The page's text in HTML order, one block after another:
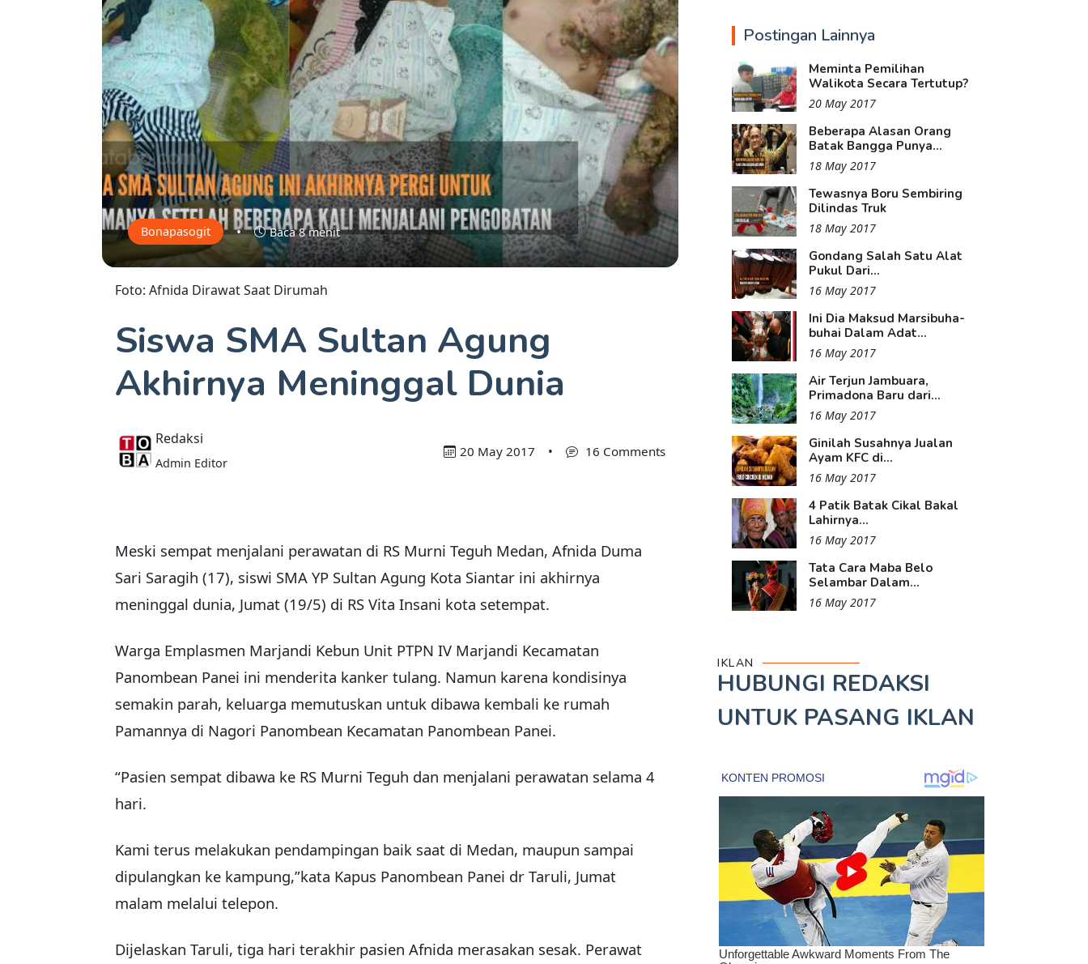
Bonapasogit • Baca 8 menit
Foto: Afnida Dirawat Saat Dirumah
Siswa SMA Sultan Agung
Akhirnya Meninggal Dunia
Redaksi
Admin Editor
20 May 2017 • 16 Comments
Meski sempat menjalani perawatan di RS Murni Teguh Medan, Afnida Duma
Sari Saragih (17), siswi SMA YP Sultan Agung Kota Siantar ini akhirnya
meninggal dunia, Jumat (19/5) di RS Vita Insani kota setempat.
Warga Emplasmen Marjandi Kebun Unit PTPN IV Marjandi Kecamatan
Panombean Panei ini menderita kanker tulang. Namun karena kondisinya
semakin parah, keluarga memutuskan untuk dibawa kembali ke rumah
Pamannya di Nagori Panombean Kecamatan Panombean Panei.
“Pasien sempat dibawa ke RS Murni Teguh dan menjalani perawatan selama 4
hari.
Kami terus melakukan pendampingan baik saat di Medan, maupun sampai
dipulangkan ke kampung,”kata Kapus Panombean Panei dr Taruli, Jumat
malam melalui telepon.
Dijelaskan Taruli, tiga hari terakhir pasien Afnida merasakan sesak. Perawat
Postingan Lainnya
Meminta Pemilihan
Walikota Secara Tertutup?
20 May 2017
Beberapa Alasan Orang
Batak Bangga Punya...
18 May 2017
Tewasnya Boru Sembiring
Dilindas Truk
18 May 2017
Gondang Salah Satu Alat
Pukul Dari...
16 May 2017
Ini Dia Maksud Marsibuha-
buhai Dalam Adat...
16 May 2017
Air Terjun Jambuara,
Primadona Baru dari...
16 May 2017
Ginilah Susahnya Jualan
Ayam KFC di...
16 May 2017
4 Patik Batak Cikal Bakal
Lahirnya...
16 May 2017
Tata Cara Maba Belo
Selambar Dalam...
16 May 2017
IKLAN
HUBUNGI REDAKSI
UNTUK PASANG IKLAN